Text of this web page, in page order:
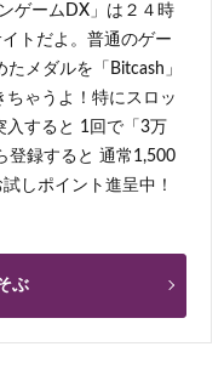
ゲームDX」は２４時
トだよ。普通のゲー
メダルを「Bitcash」
ゃうよ！特にスロッ
入すると 1回で「3万
登録すると 通常1,500
しポイント進呈中！
ぶ